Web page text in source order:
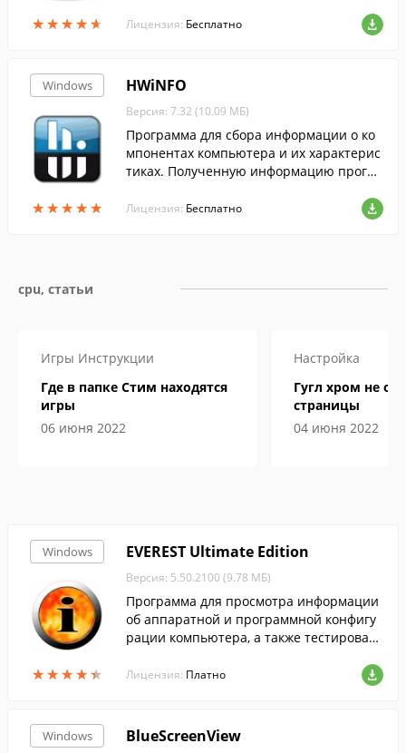
★★★★★
★★★★★ Лицензия: Бесплатно
Windows
★★★★★
★★★★★
HWiNFO
Версия: 7.32 (10.09 МБ)
Программа для сбора информации о ко
мпонентах компьютера и их характерис
тиках. Полученную информацию програ
ML и HTML.
Лицензия: Бесплатно
cpu, статьи
Игры Инструкции
Где в папке Стим находятся
игры
06 июня 2022
Настройка
Гугл хром не
страницы
04 июня 2022
Windows
★★★★★
★★★★★
EVEREST Ultimate Edition
Версия: 5.50.2100 (9.78 МБ)
Программа для просмотра информации
об аппаратной и программной конфигу
рации компьютера, а также тестирован
Лицензия: Платно
Windows BlueScreenView